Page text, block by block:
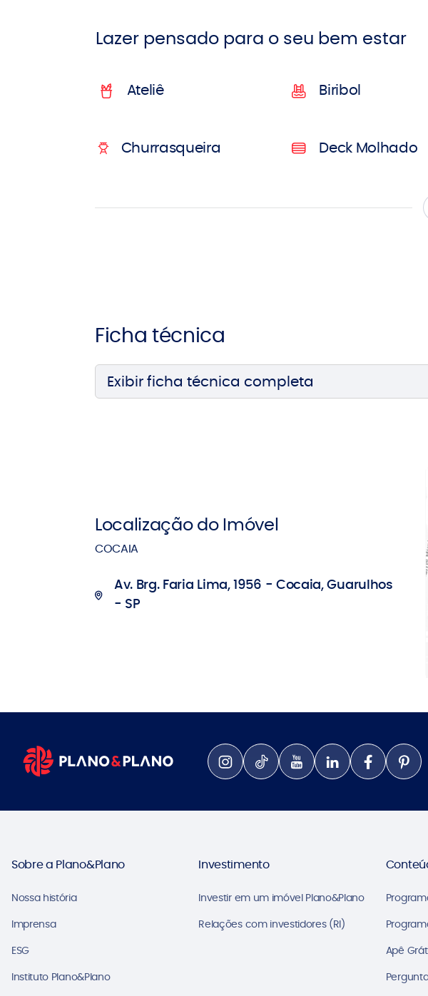
Lazer pensado para o seu bem estar
Ateliê Biribol
Churrasqueira Deck Molhado
Ficha técnica
Exibir ficha técnica completa
Localização do Imóvel
COCAIA
Av. Brg. Faria Lima, 1956 - Cocaia, Guarulhos
- SP
Sobre a Plano&Plano
Nossa história
Imprensa
ESG
Instituto Plano&Plano
Investimento
Investir em um imóvel Plano&Plano
Relações com investidores (RI)
Apê